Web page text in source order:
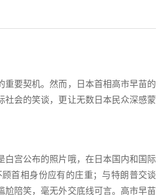
要契机。然而，日本首相高市早苗的
会的笑谈，更让无数日本民众深感蒙
宫公布的照片哦，在日本国内和国际
首相身份应有的庄重；与特朗普交谈
尬陪笑，毫无外交底线可言。高市早苗